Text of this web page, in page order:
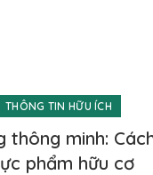
THÔNG TIN HỮU ÍCH
thông minh:
phẩm hữu cơ